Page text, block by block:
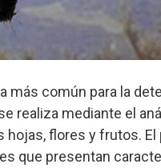
más común para la
realiza mediante el
flores y frutos. El
que presentan